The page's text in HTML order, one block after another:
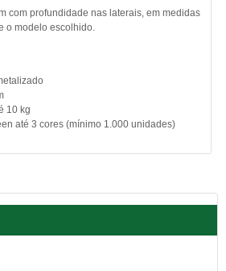
com profundidade nas laterais, em medidas
o modelo escolhido.
10 kg
até 3 cores (mínimo 1.000 unidades)